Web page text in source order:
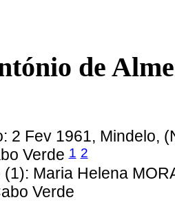
de
2 Fev 1961, Mindelo,
Verde1 2
(1): Maria Helena
Verde